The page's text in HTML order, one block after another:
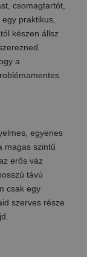
csomagtartót,
praktikus,
készen állsz
a
egyenes
magas szintű
erős váz
távú
csak egy
szerves része